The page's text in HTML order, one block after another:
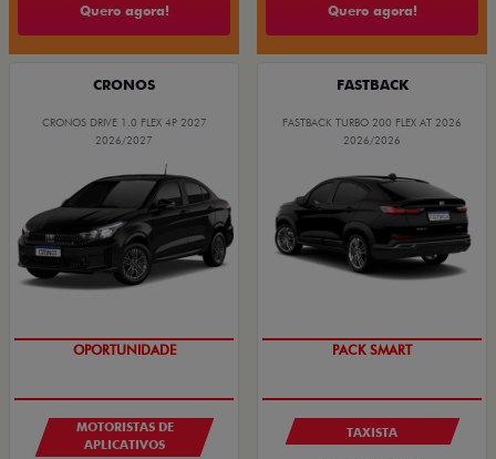
Quero agora! Quero agora!
CRONOS
CRONOS DRIVE 1.0 FLEX 4P 2027
2026/2027
OPORTUNIDADE
MOTORISTAS DE
APLICATIVOS
FASTBACK
FASTBACK TURBO 200 FLEX AT 2026
2026/2026
PACK SMART
TAXISTA